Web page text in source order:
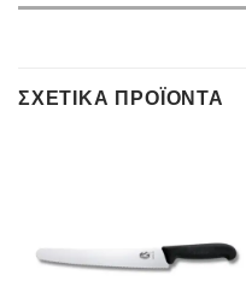
ΣΧΕΤΙΚΆ ΠΡΟΪΌΝΤΑ